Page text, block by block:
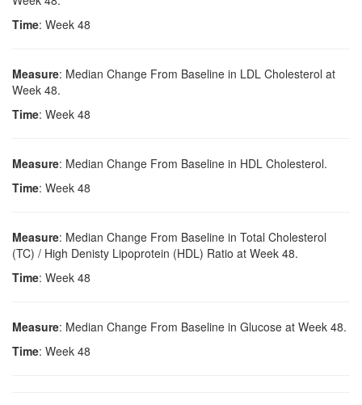
Time: Week 48
Measure: Median Change From Baseline in LDL Cholesterol at
Week 48.
Time: Week 48
Measure: Median Change From Baseline in HDL Cholesterol.
Time: Week 48
Measure: Median Change From Baseline in Total Cholesterol
(TC) / High Denisty Lipoprotein (HDL) Ratio at Week 48.
Time: Week 48
Measure: Median Change From Baseline in Glucose at Week 48.
Time: Week 48